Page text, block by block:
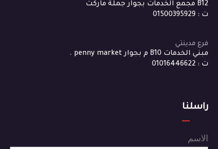
B12 مجمع الخدمات بجوار جملة ماركت
ت : 01500395929
فرع مدينتي
مبني الخدمات B10 م بجوار penny market .
ت : 01016446622
راسلنا
الاسم